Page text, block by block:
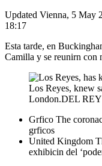
Updated Vienna, 5 May
18:17
Esta tarde, en Buckingham Palace los reyes felicitarn a Carlos III ya
Camilla y se reunirn con
Los Reyes, knew
London.DEL
Grfico The
grficos
United Kingdom
exhibicin del